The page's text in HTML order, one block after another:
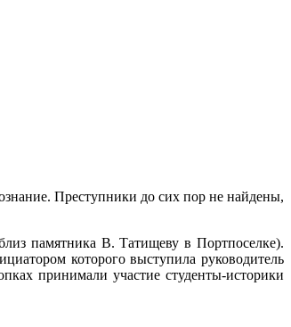
Преступники до сих пор не найдены,
памятника В. Татищеву в Портпоселке).
которого выступила руководитель
принимали участие студенты-историки